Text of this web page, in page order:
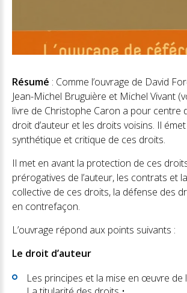
Résumé : Comme l’ouvrage de David
Jean-Michel Bruguière et Michel Vivant
livre de Christophe Caron a pour centre
droit d’auteur et les droits voisins. Il
synthétique et critique de ces droits.
Il met en avant la protection de ces
prérogatives de l’auteur, les contrats et
collective de ces droits, la défense des
en contrefaçon.
L’ouvrage répond aux points suivants :
Le droit d’auteur
Les principes et la mise en œuvre de